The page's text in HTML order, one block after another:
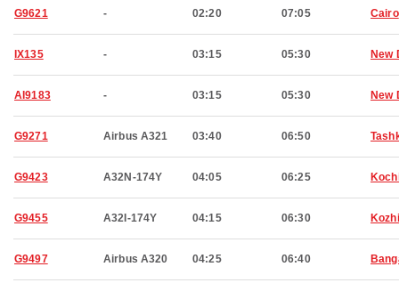
G9621 - 02:20 07:05 Cairo
IX135 - 03:15 05:30 New
AI9183 - 03:15 05:30 New
G9271 Airbus A321 03:40 06:50
G9423 A32N-174Y 04:05 06:25
G9455 A32I-174Y 04:15 06:30
G9497 Airbus A320 04:25 06:40